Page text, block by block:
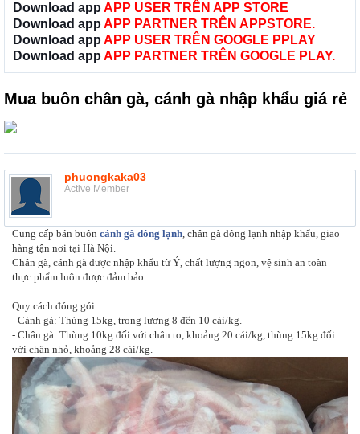
Download app APP USER TRÊN APP STORE
Download app APP PARTNER TRÊN APPSTORE.
Download app APP USER TRÊN GOOGLE PPLAY
Download app APP PARTNER TRÊN GOOGLE PLAY.
Mua buôn chân gà, cánh gà nhập khẩu giá rẻ
phuongkaka03
Active Member
Cung cấp bán buôn cánh gà đông lạnh, chân gà đông lạnh nhập khẩu, giao
hàng tận nơi tại Hà Nội.
Chân gà, cánh gà được nhập khẩu từ Ý, chất lượng ngon, vệ sinh an toàn
thực phẩm luôn được đảm bảo.
Quy cách đóng gói:
- Cánh gà: Thùng 15kg, trọng lượng 8 đến 10 cái/kg.
- Chân gà: Thùng 10kg đối với chân to, khoảng 20 cái/kg, thùng 15kg đối
với chân nhỏ, khoảng 28 cái/kg.